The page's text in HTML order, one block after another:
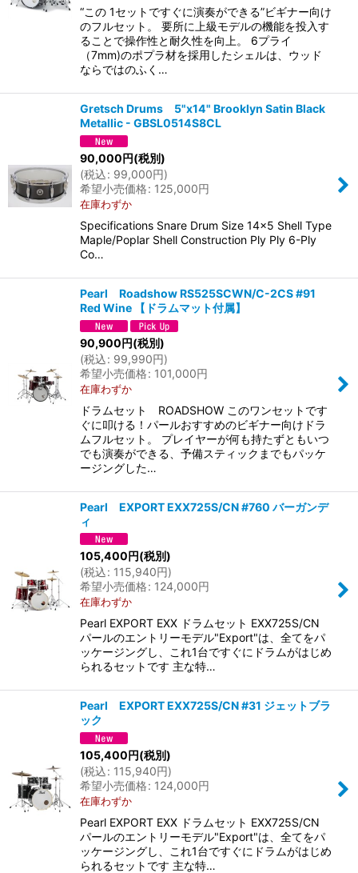
“この 1セットですぐに演奏ができる”ビギナー向け
のフルセット。 要所に上級モデルの機能を投入す
ることで操作性と耐久性を向上。 6プライ
（7mm)のポプラ材を採用したシェルは、ウッド
ならではのふく…
Gretsch Drums 5"x14" Brooklyn Satin Black
Metallic - GBSL0514S8CL
90,000円(税別)
(税込: 99,000円)
希望小売価格: 125,000円
在庫わずか
Specifications Snare Drum Size 14x5 Shell Type
Maple/Poplar Shell Construction Ply Ply 6-Ply
Co…
Pearl Roadshow RS525SCWN/C-2CS #91
Red Wine 【ドラムマット付属】
90,900円(税別)
(税込: 99,990円)
希望小売価格: 101,000円
在庫わずか
ドラムセット ROADSHOW このワンセットです
ぐに叩ける！パールおすすめのビギナー向けドラ
ムフルセット。 プレイヤーが何も持たずともいつ
でも演奏ができる、予備スティックまでもパッケ
ージングした…
Pearl EXPORT EXX725S/CN #760 バーガンデ
ィ
105,400円(税別)
(税込: 115,940円)
希望小売価格: 124,000円
在庫わずか
Pearl EXPORT EXX ドラムセット EXX725S/CN
パールのエントリーモデル"Export"は、全てをパ
ッケージングし、これ1台ですぐにドラムがはじめ
られるセットです 主な特…
Pearl EXPORT EXX725S/CN #31 ジェットブラ
ック
105,400円(税別)
(税込: 115,940円)
希望小売価格: 124,000円
在庫わずか
Pearl EXPORT EXX ドラムセット EXX725S/CN
パールのエントリーモデル"Export"は、全てをパ
ッケージングし、これ1台ですぐにドラムがはじめ
られるセットです 主な特…